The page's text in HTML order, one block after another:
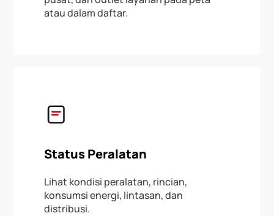
atau dalam daftar.
Status Peralatan
Lihat kondisi peralatan, rincian,
konsumsi energi, lintasan, dan
distribusi.